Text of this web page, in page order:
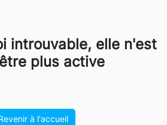
introuvable, elle n'est
plus active
à l'accueil